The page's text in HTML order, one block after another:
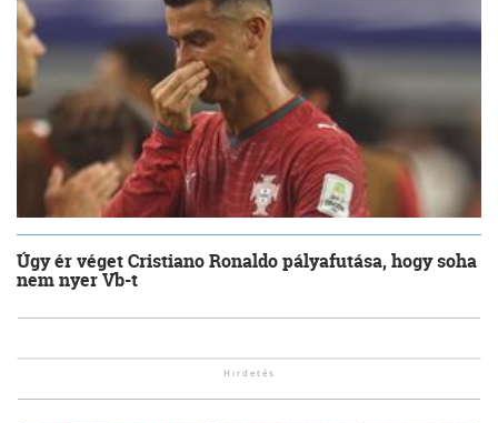
Úgy ér véget Cristiano Ronaldo pályafutása, hogy soha
nem nyer Vb-t